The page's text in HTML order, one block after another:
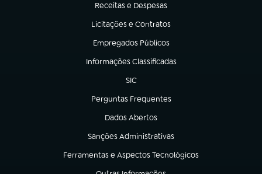
Receitas e Despesas
(abre em nova aba)
Licitações e Contratos
(abre em nova aba)
Empregados Públicos
(abre em nova aba)
Informações Classificadas
(abre em nova aba)
SIC
(abre em nova aba)
Perguntas Frequentes
(abre em nova aba)
Dados Abertos
(abre em nova aba)
Sanções Administrativas
(abre em nova aba)
Ferramentas e Aspectos Tecnológicos
(abre em nova aba)